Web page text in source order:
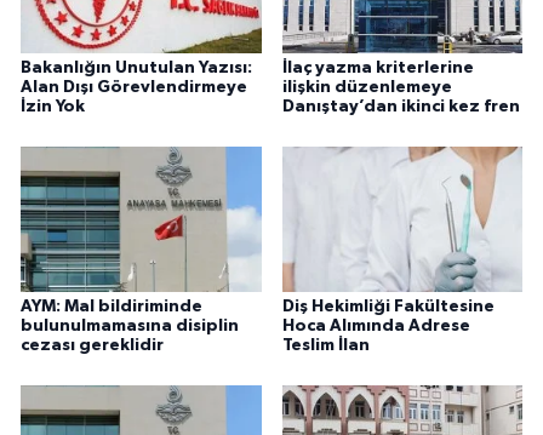
Bakanlığın Unutulan Yazısı:
Alan Dışı Görevlendirmeye
İzin Yok
İlaç yazma kriterlerine
ilişkin düzenlemeye
Danıştay’dan ikinci kez fren
AYM: Mal bildiriminde
bulunulmamasına disiplin
cezası gereklidir
Diş Hekimliği Fakültesine
Hoca Alımında Adrese
Teslim İlan